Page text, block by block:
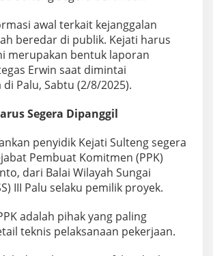
awal terkait kejanggalan
beredar di publik. Kejati harus
merupakan bentuk laporan
Erwin saat dimintai
Palu, Sabtu (2/8/2025).
Segera Dipanggil
penyidik Kejati Sulteng segera
Pembuat Komitmen (PPK)
dari Balai Wilayah Sungai
III Palu selaku pemilik proyek.
adalah pihak yang paling
teknis pelaksanaan pekerjaan.